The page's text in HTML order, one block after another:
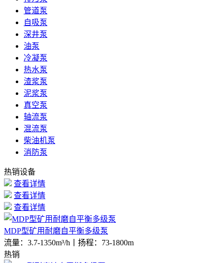
管道泵
自吸泵
深井泵
油泵
冷凝泵
热水泵
渣浆泵
泥浆泵
真空泵
轴流泵
混流泵
柴油机泵
消防泵
热销设备
查看详情
查看详情
查看详情
MDP型矿用耐磨自平衡多级泵
流量：3.7-1350m³/h
扬程：73-1800m
热销